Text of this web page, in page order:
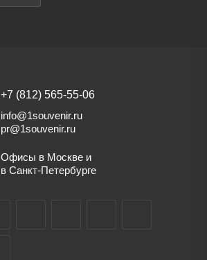
+7 (812) 565-55-06
info@1souvenir.ru
pr@1souvenir.ru
Офисы в Москве и
в Санкт-Петербурге